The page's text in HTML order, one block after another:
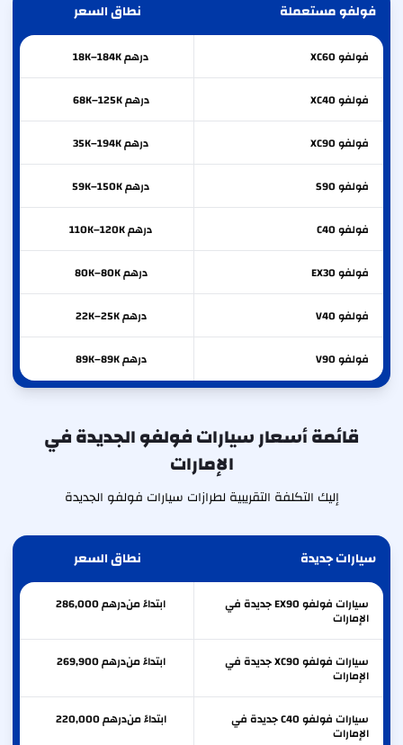
فولفو مستعملة نطاق السعر
فولفوXC60 درهم 18K–184K
فولفوXC40 درهم 68K–125K
فولفوXC90 درهم 35K–194K
فولفوS90 درهم 59K–150K
فولفوC40 درهم 110K–120K
فولفوEX30 درهم 80K–80K
فولفوV40 درهم 22K–25K
فولفوV90 درهم 89K–89K
قائمة أسعار سيارات فولفو الجديدة في
الإمارات
إليك التكلفة التقريبية لطرازات سيارات فولفو الجديدة
سيارات جديدة نطاق السعر
سيارات فولفو EX90 جديدة في
الإمارات
ابتداءً من 286,000درهم
سيارات فولفو XC90 جديدة في
الإمارات
ابتداءً من 269,900درهم
سيارات فولفو C40 جديدة في
الإمارات
ابتداءً من 220,000درهم